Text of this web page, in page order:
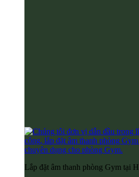
Lắp đặt âm thanh phòng Gym tại